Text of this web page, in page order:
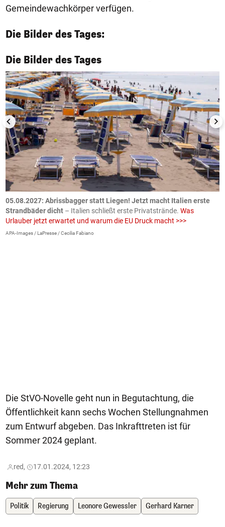
Gemeindewachkörper verfügen.
Die Bilder des Tages:
Die Bilder des Tages
1/50
05.08.2027: Abrissbagger statt Liegen! Jetzt macht Italien erste
Strandbäder dicht – Italien schließt erste Privatstrände. Was
Urlauber jetzt erwartet und warum die EU Druck macht >>>
APA-Images / LaPresse / Cecilia Fabiano
Die StVO-Novelle geht nun in Begutachtung, die
Öffentlichkeit kann sechs Wochen Stellungnahmen
zum Entwurf abgeben. Das Inkrafttreten ist für
Sommer 2024 geplant.
red, 17.01.2024, 12:23
Mehr zum Thema
Politik Regierung Leonore Gewessler Gerhard Karner